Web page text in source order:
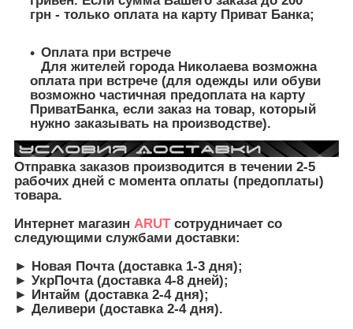
грн - только оплата на карту Приват Банка;
Оплата при встрече
Для жителей города Николаева возможна
оплата при встрече (для одежды или обуви
возможно частичная предоплата на карту
ПриватБанка, если заказ на товар, который
нужно заказывать на производстве).
Отправка заказов производится в течении 2-5
рабочих дней с момента оплаты (предоплаты)
товара.
Интернет магазин ARUTсотрудничает со
следующими службами доставки:
► Новая Почта (доставка 1-3 дня);
► УкрПочта (доставка 4-8 дней);
► Интайм (доставка 2-4 дня);
► Деливери (доставка 2-4 дня).